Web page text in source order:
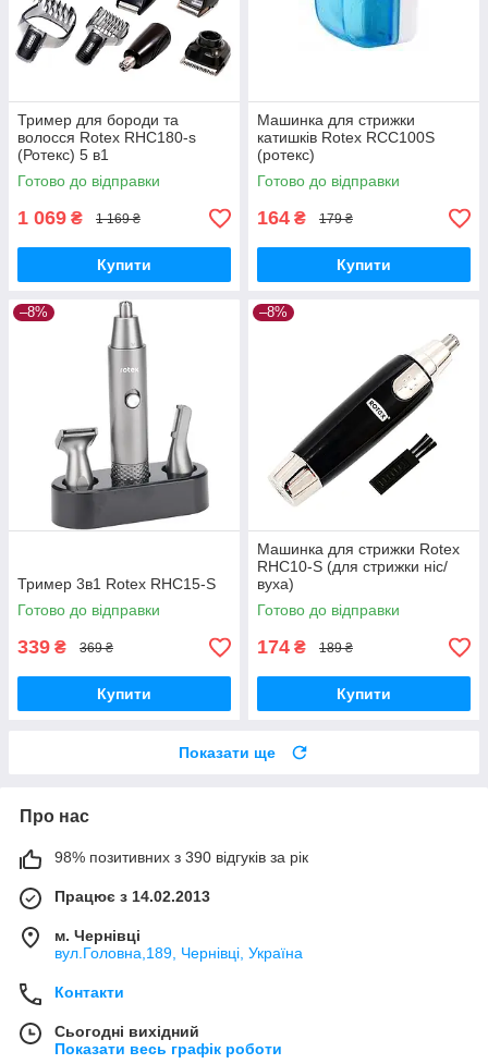
Тример для бороди та
волосся Rotex RHC180-s
(Ротекс) 5 в1
Готово до відправки
1 069 ₴ 1 169 ₴
Купити
Машинка для стрижки
катишків Rotex RCC100S
(ротекс)
Готово до відправки
164 ₴ 179 ₴
Купити
–8%
Тример 3в1 Rotex RHC15-S
Готово до відправки
339 ₴ 369 ₴
Купити
–8%
Машинка для стрижки Rotex
RHC10-S (для стрижки ніс/
вуха)
Готово до відправки
174 ₴ 189 ₴
Купити
Показати ще
Про нас
98% позитивних з 390 відгуків за рік
Працює з 14.02.2013
м. Чернівці
вул.Головна,189, Чернівці, Україна
Контакти
Сьогодні вихідний
Показати весь графік роботи